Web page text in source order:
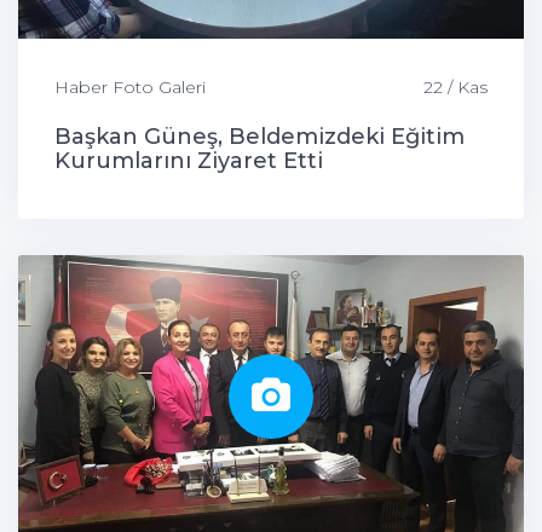
Haber Foto Galeri 22 / Kas
Başkan Güneş, Beldemizdeki Eğitim
Kurumlarını Ziyaret Etti